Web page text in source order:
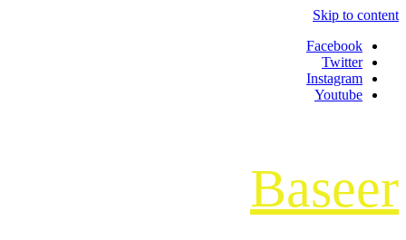
Skip to content
Facebook
Twitter
Instagram
Youtube
Baseer